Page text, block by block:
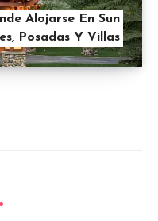
Alojarse En Sun
Posadas Y Villas